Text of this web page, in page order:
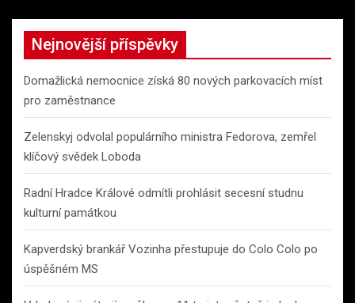
Nejnovější příspěvky
Domažlická nemocnice získá 80 nových parkovacích míst
pro zaměstnance
Zelenskyj odvolal populárního ministra Fedorova, zemřel
klíčový svědek Loboda
Radní Hradce Králové odmítli prohlásit secesní studnu
kulturní památkou
Kapverdský brankář Vozinha přestupuje do Colo Colo po
úspěšném MS